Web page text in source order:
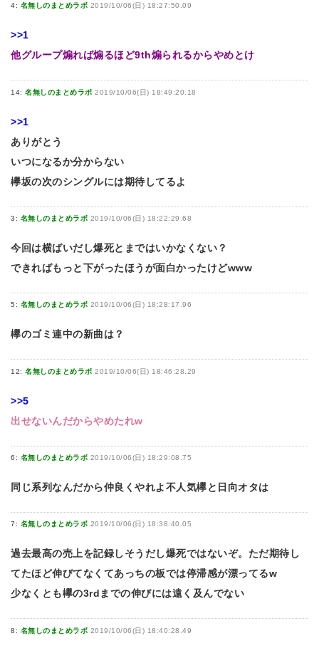
4: 名無しのまとめラボ 2019/10/06(日) 18:27:50.09
>>1
他グループ煽れば煽るほど9th煽られるからやめとけ
14: 名無しのまとめラボ 2019/10/06(日) 18:49:20.18
>>1
ありがとう
いつになるか分からない
欅坂の次のシングルには期待してるよ
3: 名無しのまとめラボ 2019/10/06(日) 18:22:29.68
今回は横ばいだし爆死とまではいかなくない？
できればもっと下がったほうが面白かったけどwww
5: 名無しのまとめラボ 2019/10/06(日) 18:28:17.96
欅のゴミ連中の新曲は？
12: 名無しのまとめラボ 2019/10/06(日) 18:46:28.29
>>5
出せないんだからやめたれw
6: 名無しのまとめラボ 2019/10/06(日) 18:29:08.75
同じ系列なんだから仲良くやれよ不人気欅と日向オタは
7: 名無しのまとめラボ 2019/10/06(日) 18:38:40.05
過去最高の売上を記録しそうだし爆死ではないぞ。ただ期待し
てたほど伸びてなくてあっちの板では停滞感が漂ってるw
少なくとも欅の3rdまでの伸びには遠く及んでない
8: 名無しのまとめラボ 2019/10/06(日) 18:40:28.49